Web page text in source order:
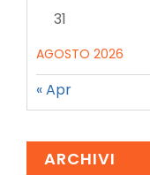
AGOSTO 2026
31
« Apr
ARCHIVI